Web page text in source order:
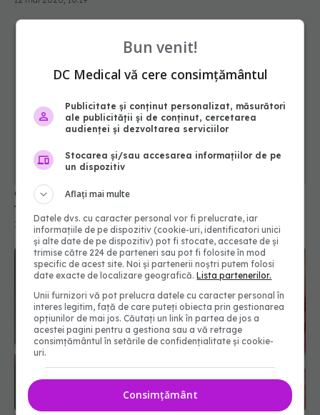
Ghidurile de gastroenterologie propun două noi
tratamente pentru constipația cronică
15 mai 2026, 18:19
Polipii intestinali duc la cancer de colon. Chirurg:
Efectele lui “las’ că n-am nimic!” nu sunt plăcute
15 dec 2025, 10:57
Bun venit!
DC Medical vă cere consimțământul
Publicitate și conținut personalizat, măsurători
ale publicității și de conținut, cercetarea
audienței și dezvoltarea serviciilor
Stocarea și/sau accesarea informațiilor de pe
un dispozitiv
Aflați mai multe
Datele dvs. cu caracter personal vor fi prelucrate, iar
informațiile de pe dispozitiv (cookie-uri, identificatori unici
și alte date de pe dispozitiv) pot fi stocate, accesate de și
trimise către 224 de parteneri sau pot fi folosite în mod
specific de acest site. Noi și partenerii noștri putem folosi
date exacte de localizare geografică.Lista partenerilor.
Unii furnizori vă pot prelucra datele cu caracter personal în
interes legitim, față de care puteți obiecta prin gestionarea
opțiunilor de mai jos. Căutați un link în partea de jos a
acestei pagini pentru a gestiona sau a vă retrage
consimțământul în setările de confidențialitate și cookie-
uri.
Consimțământ